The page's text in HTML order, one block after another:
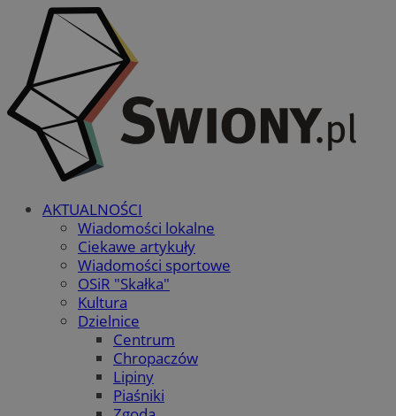
AKTUALNOŚCI
Wiadomości lokalne
Ciekawe artykuły
Wiadomości sportowe
OSiR "Skałka"
Kultura
Dzielnice
Centrum
Chropaczów
Lipiny
Piaśniki